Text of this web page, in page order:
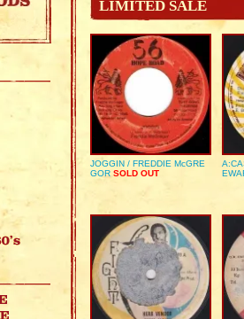
LIMITED SALE
JOGGIN / FREDDIE McGRE
GOR SOLD OUT